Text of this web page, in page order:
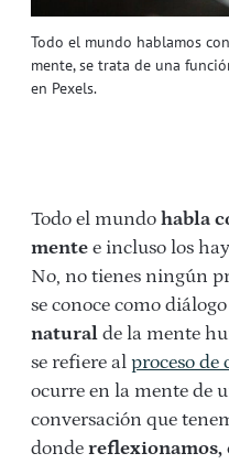
Todo el mundo hablamos
mente, se trata de una
en Pexels.
Todo el mundo habla
mente e incluso los
No, no tienes ningún
se conoce como
natural de la mente
se refiere al proceso
ocurre en la mente de
conversación que
donde reflexionamos,